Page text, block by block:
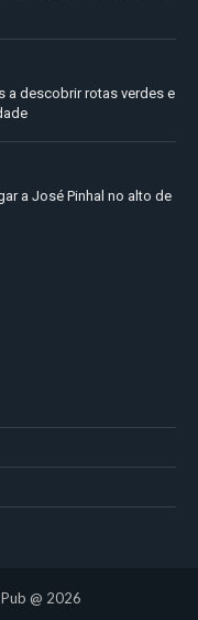
a descobrir rotas verdes e
a José Pinhal no alto de
@ 2026